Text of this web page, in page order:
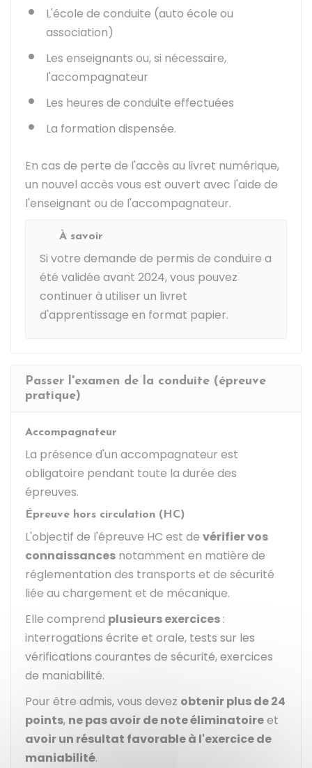
L'école de conduite (auto école ou
association)
Les enseignants ou, si nécessaire,
l'accompagnateur
Les heures de conduite effectuées
La formation dispensée.
En cas de perte de l'accès au livret numérique,
un nouvel accès vous est ouvert avec l'aide de
l'enseignant ou de l'accompagnateur.
À savoir
Si votre demande de permis de conduire a
été validée avant 2024, vous pouvez
continuer à utiliser un livret
d'apprentissage en format papier.
Passer l'examen de la conduite (épreuve
pratique)
Accompagnateur
La présence d'un accompagnateur est
obligatoire pendant toute la durée des
épreuves.
Épreuve hors circulation (HC)
L'objectif de l'épreuve HC est de vérifier vos
connaissances notamment en matière de
réglementation des transports et de sécurité
liée au chargement et de mécanique.
Elle comprend plusieurs exercices :
interrogations écrite et orale, tests sur les
vérifications courantes de sécurité, exercices
de maniabilité.
Pour être admis, vous devez obtenir plus de 24
points, ne pas avoir de note éliminatoireet
avoir un résultat favorable à l'exercice de
maniabilité.